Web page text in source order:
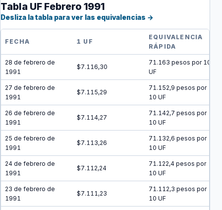
Tabla UF Febrero 1991
Desliza la tabla para ver las equivalencias →
FECHA 1 UF
EQUIVALENCIA
RÁPIDA
28 de febrero de
1991
$7.116,30
71.163 pesos por 10
UF
27 de febrero de
1991
$7.115,29
71.152,9 pesos por
10 UF
26 de febrero de
1991
$7.114,27
71.142,7 pesos por
10 UF
25 de febrero de
1991
$7.113,26
71.132,6 pesos por
10 UF
24 de febrero de
1991
$7.112,24
71.122,4 pesos por
10 UF
23 de febrero de
1991
$7.111,23
71.112,3 pesos por
10 UF